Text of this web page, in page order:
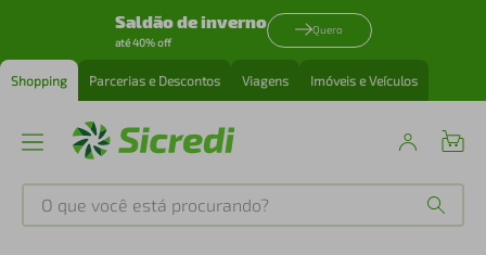
Saldão de inverno
até 40% off
Quero
Shopping Parcerias e Descontos Viagens Imóveis e Veículos
O que você está procurando?